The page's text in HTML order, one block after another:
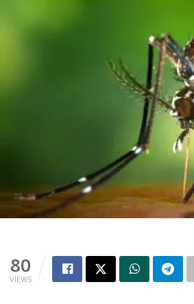
80
VIEWS